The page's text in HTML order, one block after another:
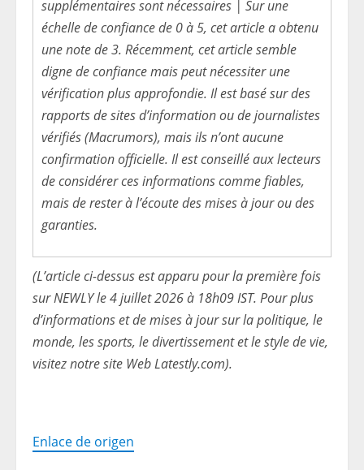
supplémentaires sont nécessaires | Sur une
échelle de confiance de 0 à 5, cet article a obtenu
une note de 3. Récemment, cet article semble
digne de confiance mais peut nécessiter une
vérification plus approfondie. Il est basé sur des
rapports de sites d’information ou de journalistes
vérifiés (Macrumors), mais ils n’ont aucune
confirmation officielle. Il est conseillé aux lecteurs
de considérer ces informations comme fiables,
mais de rester à l’écoute des mises à jour ou des
garanties.
(L’article ci-dessus est apparu pour la première fois
sur NEWLY le 4 juillet 2026 à 18h09 IST. Pour plus
d’informations et de mises à jour sur la politique, le
monde, les sports, le divertissement et le style de vie,
visitez notre site Web Latestly.com).
Enlace de origen